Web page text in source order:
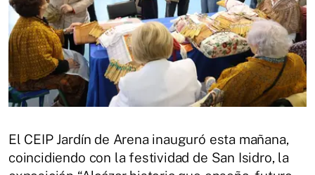
El CEIP Jardín de Arena inauguró esta mañana,
coincidiendo con la festividad de San Isidro, la